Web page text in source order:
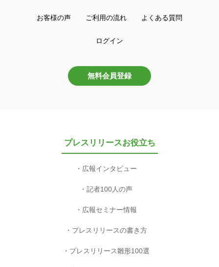
お客様の声 ご利用の流れ よくある質問
ログイン
無料会員登録
プレスリリースお役立ち
広報インタビュー
記者100人の声
広報セミナー情報
プレスリリースの書き方
プレスリリース雛形100選